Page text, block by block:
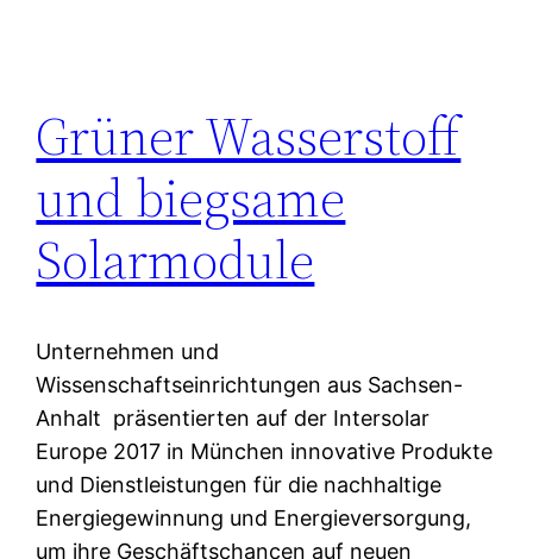
Grüner Wasserstoff
und biegsame
Solarmodule
Unternehmen und
Wissenschaftseinrichtungen aus Sachsen-
Anhalt präsentierten auf der Intersolar
Europe 2017 in München innovative Produkte
und Dienstleistungen für die nachhaltige
Energiegewinnung und Energieversorgung,
um ihre Geschäftschancen auf neuen